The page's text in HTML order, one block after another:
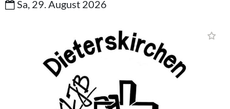
Sa, 29. August 2026